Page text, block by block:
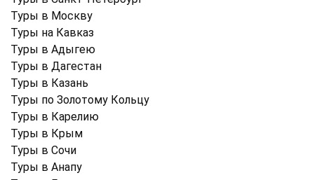
Туры в Москву
Туры на Кавказ
Туры в Адыгею
Туры в Дагестан
Туры в Казань
Туры по Золотому Кольцу
Туры в Карелию
Туры в Крым
Туры в Cочи
Туры в Анапу